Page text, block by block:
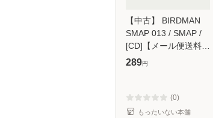
【中古】 BIRDMAN
SMAP 013 / SMAP /
[CD]【メール便送料無
料】
289円
(0)
もったいない本舗